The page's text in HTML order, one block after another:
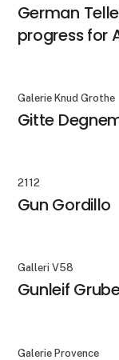
German
progress for
Galerie Knud Grothe
Gitte
2112
Gun Gordillo
Galleri V58
Gunleif
Galerie Provence